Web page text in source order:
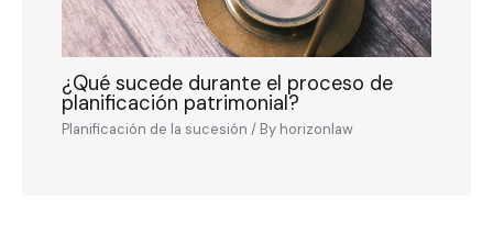
¿Qué sucede durante el proceso de
planificación patrimonial?
Planificación de la sucesión / By horizonlaw